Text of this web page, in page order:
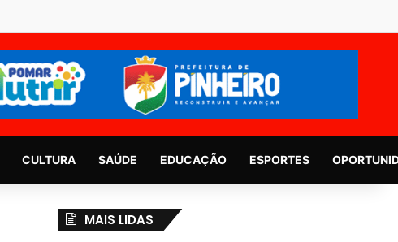
CULTURA SAÚDE EDUCAÇÃO ESPORTES
MAIS LIDAS